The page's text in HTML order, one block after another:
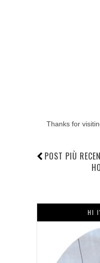
Thanks for
POST PIÙ
HI